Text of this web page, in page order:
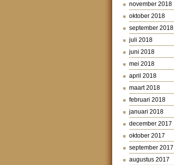
november 2018
oktober 2018
september 2018
juli 2018
juni 2018
mei 2018
april 2018
maart 2018
februari 2018
januari 2018
december 2017
oktober 2017
september 2017
augustus 2017